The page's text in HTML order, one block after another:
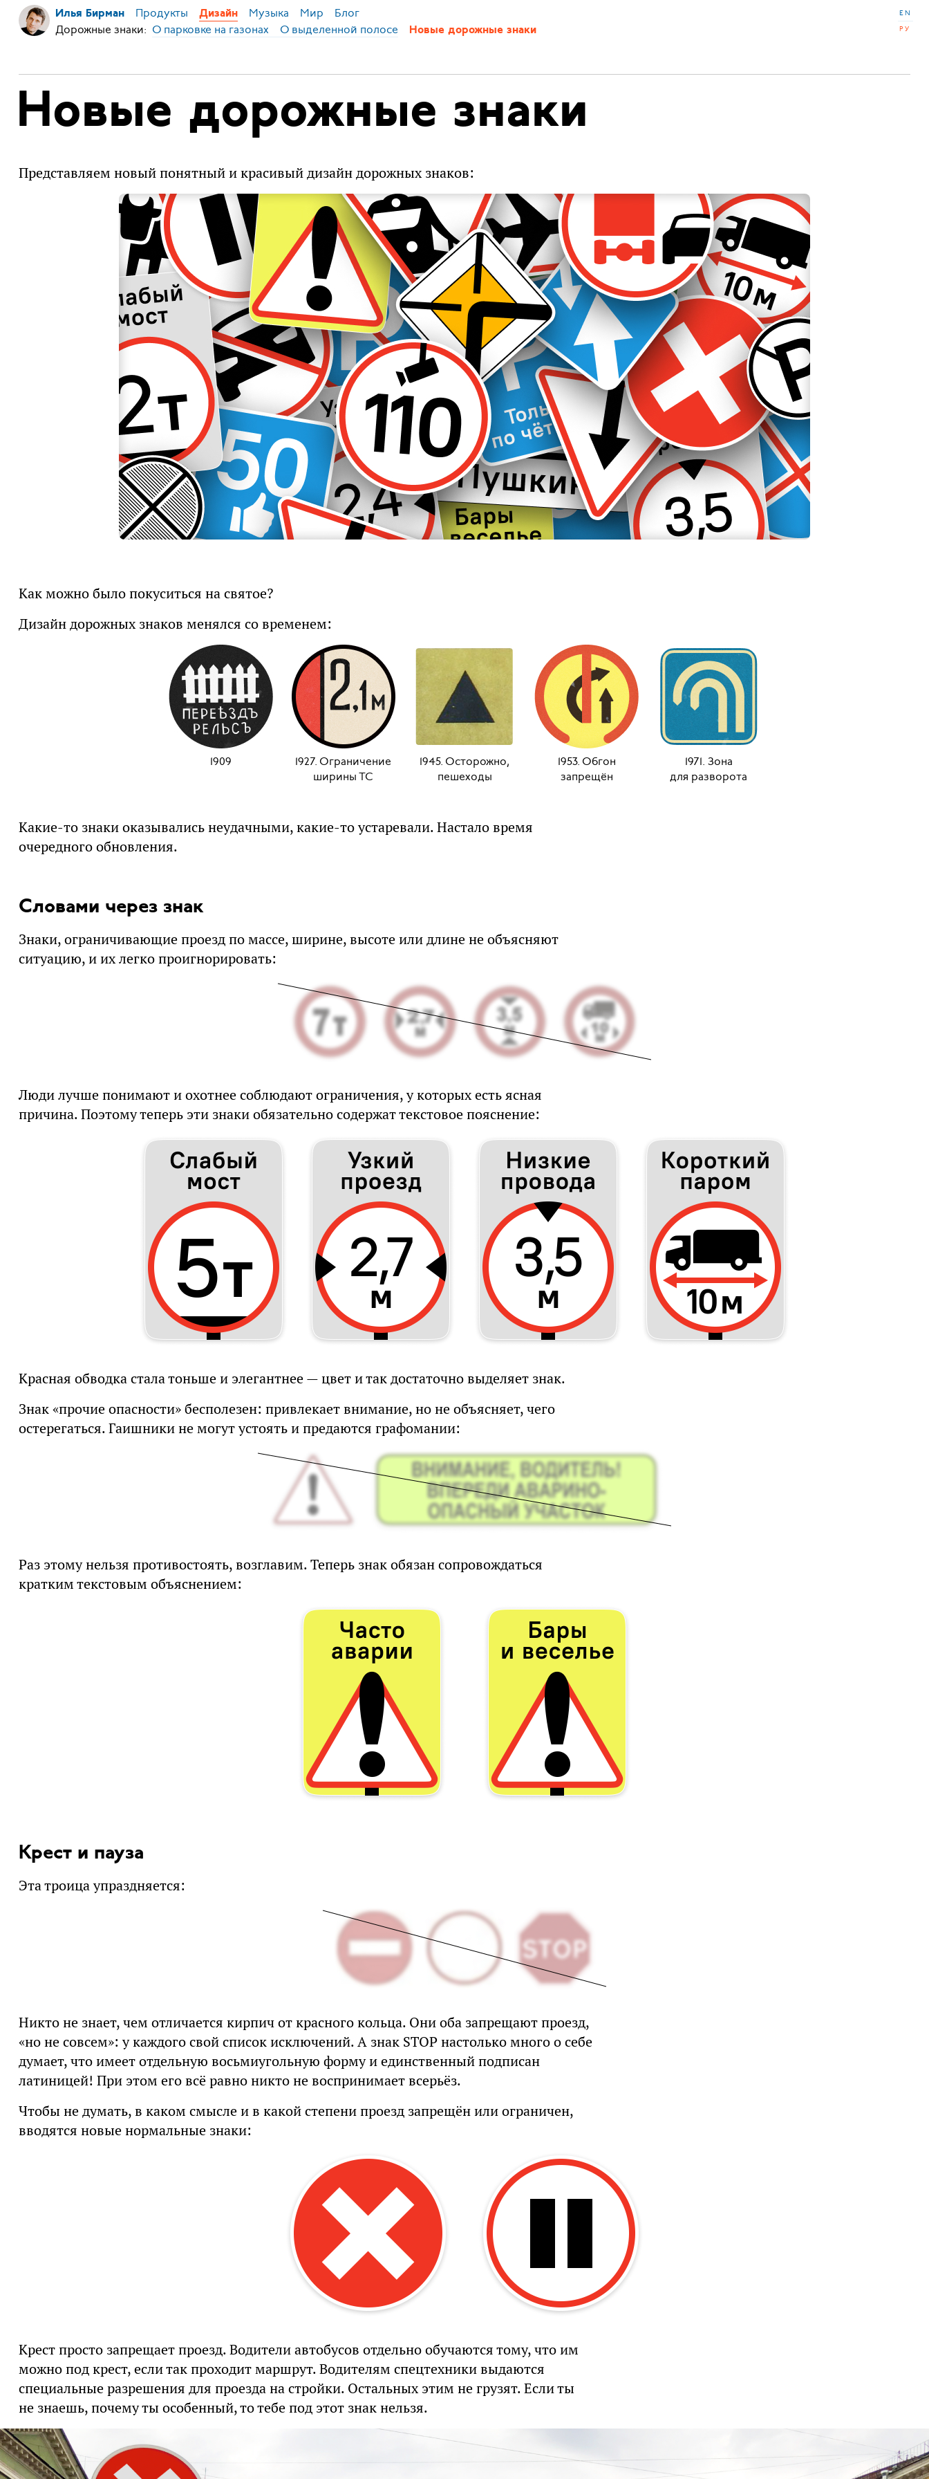
Илья Бирман Продукты Дизайн Музыка Мир Блог
EN
РУ
Дорожные знаки: О парковке на газонах О выделенной полосе Новые дорожные знаки
Новые дорожные знаки
Представляем новый понятный и красивый дизайн дорожных знаков:
Как можно было покуситься на святое?
Дизайн дорожных знаков менялся со временем:
1909
1927. Ограничение
ширины ТС
1945. Осторожно,
пешеходы
1953. Обгон
запрещён
1971. Зона
для разворота
Какие-то знаки оказывались неудачными, какие-то устаревали. Настало время
очередного обновления.
Словами через знак
Знаки, ограничивающие проезд по массе, ширине, высоте или длине не объясняют
ситуацию, и их легко проигнорировать:
Люди лучше понимают и охотнее соблюдают ограничения, у которых есть ясная
причина. Поэтому теперь эти знаки обязательно содержат текстовое пояснение:
Красная обводка стала тоньше и элегантнее — цвет и так достаточно выделяет знак.
Знак «прочие опасности» бесполезен: привлекает внимание, но не объясняет, чего
остерегаться. Гаишники не могут устоять и предаются графомании:
Раз этому нельзя противостоять, возглавим. Теперь знак обязан сопровождаться
кратким текстовым объяснением:
Крест и пауза
Эта троица упраздняется:
Никто не знает, чем отличается кирпич от красного кольца. Они оба запрещают проезд,
«но не совсем»: у каждого свой список исключений. А знак STOP настолько много о себе
думает, что имеет отдельную восьмиугольную форму и единственный подписан
латиницей! При этом его всё равно никто не воспринимает всерьёз.
Чтобы не думать, в каком смысле и в какой степени проезд запрещён или ограничен,
вводятся новые нормальные знаки:
Крест просто запрещает проезд. Водители автобусов отдельно обучаются тому, что им
можно под крест, если так проходит маршрут. Водителям спецтехники выдаются
специальные разрешения для проезда на стройки. Остальных этим не грузят. Если ты
не знаешь, почему ты особенный, то тебе под этот знак нельзя.